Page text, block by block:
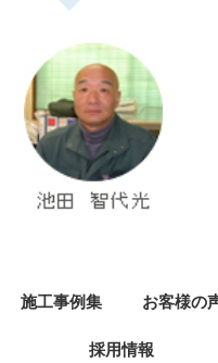
施工事例集 お客様の
採用情報